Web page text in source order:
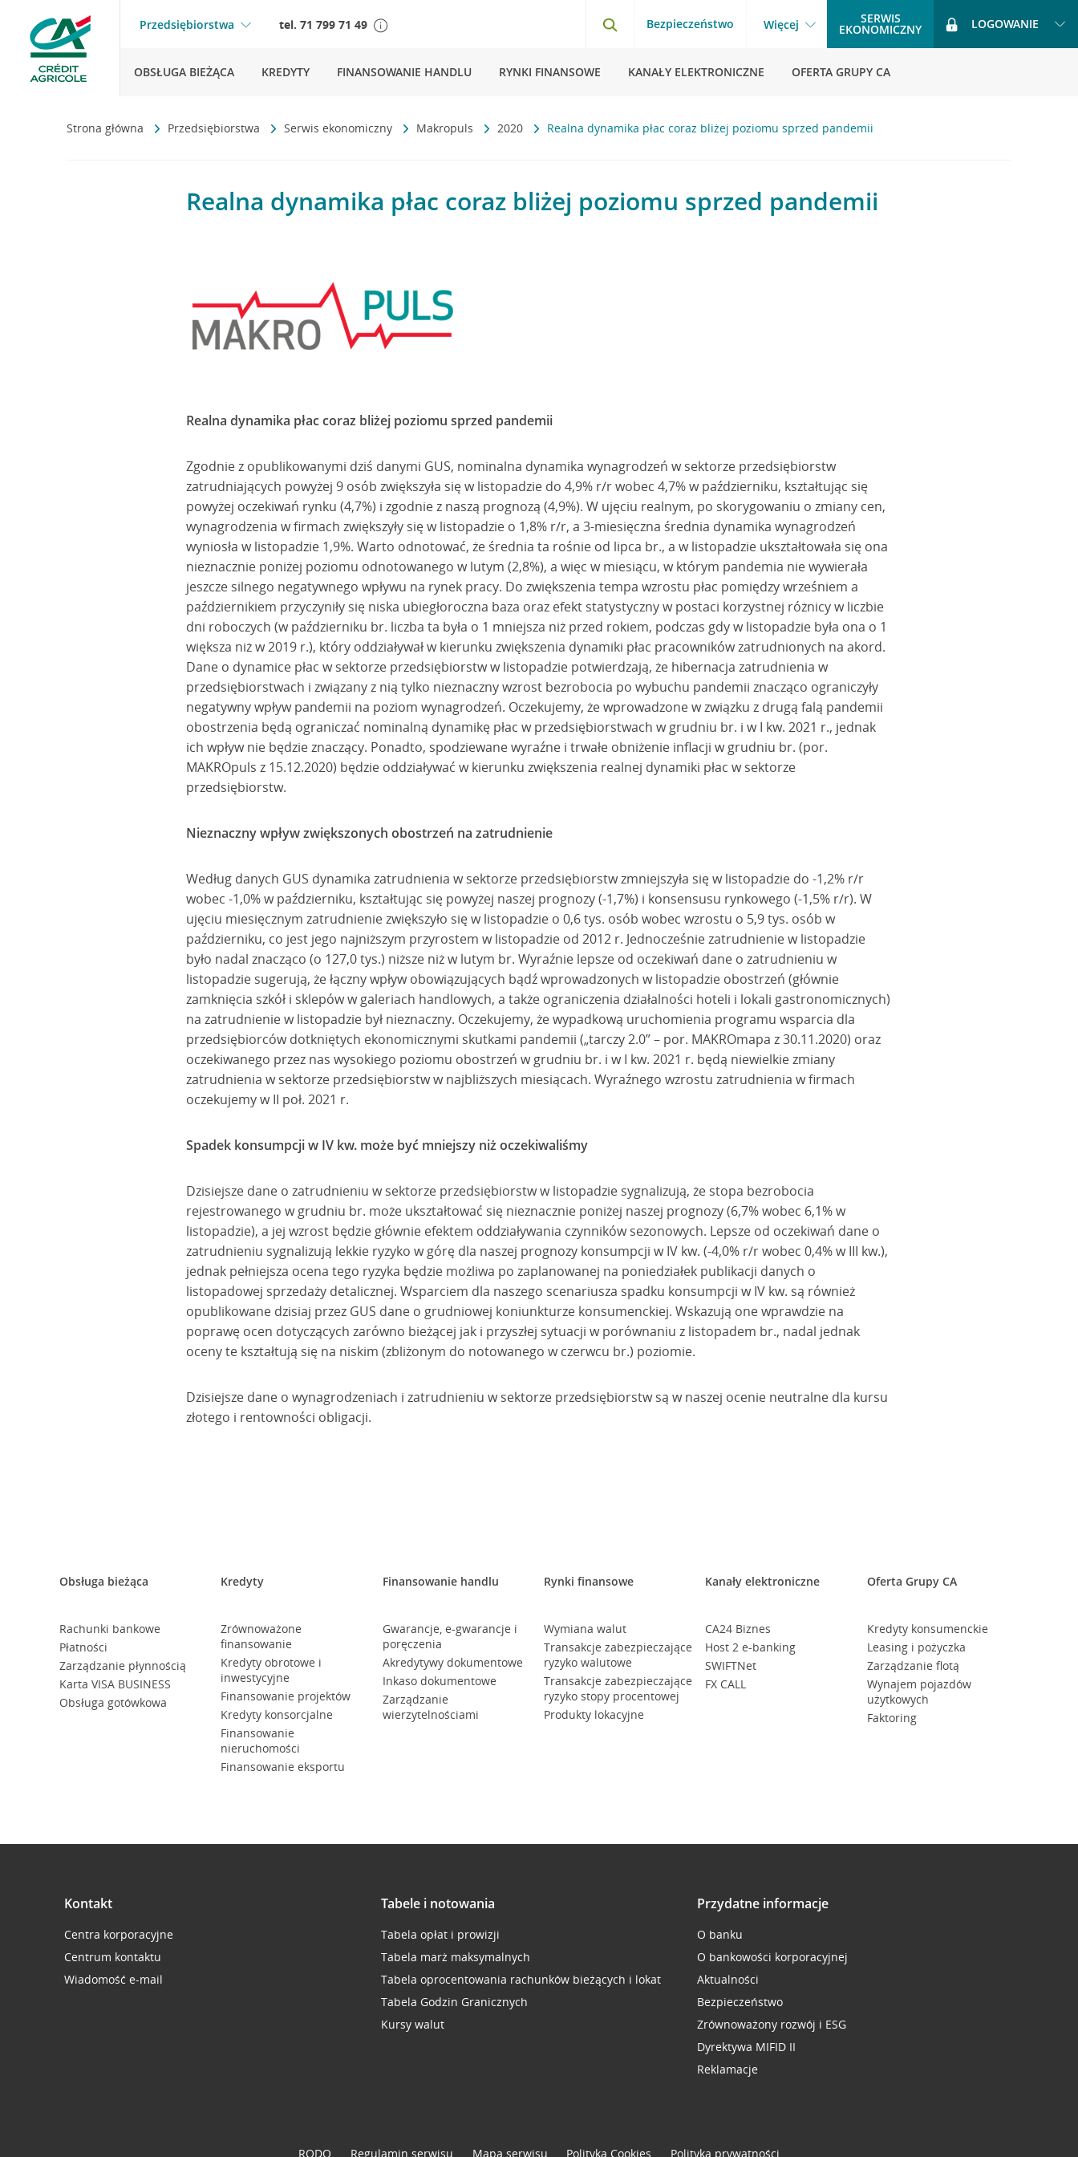
Przedsiębiorstwa tel. 71 799 71 49 Bezpieczeństwo Więcej SERWIS
EKONOMICZNY LOGOWANIE
OBSŁUGA BIEŻĄCA KREDYTY FINANSOWANIE HANDLU RYNKI FINANSOWE KANAŁY ELEKTRONICZNE OFERTA GRUPY CA
Strona główna Przedsiębiorstwa Serwis ekonomiczny Makropuls 2020 Realna dynamika płac coraz bliżej poziomu sprzed pandemii
Realna dynamika płac coraz bliżej poziomu sprzed pandemii
Realna dynamika płac coraz bliżej poziomu sprzed pandemii
Zgodnie z opublikowanymi dziś danymi GUS, nominalna dynamika wynagrodzeń w sektorze przedsiębiorstw
zatrudniających powyżej 9 osób zwiększyła się w listopadzie do 4,9% r/r wobec 4,7% w październiku, kształtując się
powyżej oczekiwań rynku (4,7%) i zgodnie z naszą prognozą (4,9%). W ujęciu realnym, po skorygowaniu o zmiany cen,
wynagrodzenia w firmach zwiększyły się w listopadzie o 1,8% r/r, a 3-miesięczna średnia dynamika wynagrodzeń
wyniosła w listopadzie 1,9%. Warto odnotować, że średnia ta rośnie od lipca br., a w listopadzie ukształtowała się ona
nieznacznie poniżej poziomu odnotowanego w lutym (2,8%), a więc w miesiącu, w którym pandemia nie wywierała
jeszcze silnego negatywnego wpływu na rynek pracy. Do zwiększenia tempa wzrostu płac pomiędzy wrześniem a
październikiem przyczyniły się niska ubiegłoroczna baza oraz efekt statystyczny w postaci korzystnej różnicy w liczbie
dni roboczych (w październiku br. liczba ta była o 1 mniejsza niż przed rokiem, podczas gdy w listopadzie była ona o 1
większa niż w 2019 r.), który oddziaływał w kierunku zwiększenia dynamiki płac pracowników zatrudnionych na akord.
Dane o dynamice płac w sektorze przedsiębiorstw w listopadzie potwierdzają, że hibernacja zatrudnienia w
przedsiębiorstwach i związany z nią tylko nieznaczny wzrost bezrobocia po wybuchu pandemii znacząco ograniczyły
negatywny wpływ pandemii na poziom wynagrodzeń. Oczekujemy, że wprowadzone w związku z drugą falą pandemii
obostrzenia będą ograniczać nominalną dynamikę płac w przedsiębiorstwach w grudniu br. i w I kw. 2021 r., jednak
ich wpływ nie będzie znaczący. Ponadto, spodziewane wyraźne i trwałe obniżenie inflacji w grudniu br. (por.
MAKROpuls z 15.12.2020) będzie oddziaływać w kierunku zwiększenia realnej dynamiki płac w sektorze
przedsiębiorstw.
Nieznaczny wpływ zwiększonych obostrzeń na zatrudnienie
Według danych GUS dynamika zatrudnienia w sektorze przedsiębiorstw zmniejszyła się w listopadzie do -1,2% r/r
wobec -1,0% w październiku, kształtując się powyżej naszej prognozy (-1,7%) i konsensusu rynkowego (-1,5% r/r). W
ujęciu miesięcznym zatrudnienie zwiększyło się w listopadzie o 0,6 tys. osób wobec wzrostu o 5,9 tys. osób w
październiku, co jest jego najniższym przyrostem w listopadzie od 2012 r. Jednocześnie zatrudnienie w listopadzie
było nadal znacząco (o 127,0 tys.) niższe niż w lutym br. Wyraźnie lepsze od oczekiwań dane o zatrudnieniu w
listopadzie sugerują, że łączny wpływ obowiązujących bądź wprowadzonych w listopadzie obostrzeń (głównie
zamknięcia szkół i sklepów w galeriach handlowych, a także ograniczenia działalności hoteli i lokali gastronomicznych)
na zatrudnienie w listopadzie był nieznaczny. Oczekujemy, że wypadkową uruchomienia programu wsparcia dla
przedsiębiorców dotkniętych ekonomicznymi skutkami pandemii („tarczy 2.0” – por. MAKROmapa z 30.11.2020) oraz
oczekiwanego przez nas wysokiego poziomu obostrzeń w grudniu br. i w I kw. 2021 r. będą niewielkie zmiany
zatrudnienia w sektorze przedsiębiorstw w najbliższych miesiącach. Wyraźnego wzrostu zatrudnienia w firmach
oczekujemy w II poł. 2021 r.
Spadek konsumpcji w IV kw. może być mniejszy niż oczekiwaliśmy
Dzisiejsze dane o zatrudnieniu w sektorze przedsiębiorstw w listopadzie sygnalizują, że stopa bezrobocia
rejestrowanego w grudniu br. może ukształtować się nieznacznie poniżej naszej prognozy (6,7% wobec 6,1% w
listopadzie), a jej wzrost będzie głównie efektem oddziaływania czynników sezonowych. Lepsze od oczekiwań dane o
zatrudnieniu sygnalizują lekkie ryzyko w górę dla naszej prognozy konsumpcji w IV kw. (-4,0% r/r wobec 0,4% w III kw.),
jednak pełniejsza ocena tego ryzyka będzie możliwa po zaplanowanej na poniedziałek publikacji danych o
listopadowej sprzedaży detalicznej. Wsparciem dla naszego scenariusza spadku konsumpcji w IV kw. są również
opublikowane dzisiaj przez GUS dane o grudniowej koniunkturze konsumenckiej. Wskazują one wprawdzie na
poprawę ocen dotyczących zarówno bieżącej jak i przyszłej sytuacji w porównaniu z listopadem br., nadal jednak
oceny te kształtują się na niskim (zbliżonym do notowanego w czerwcu br.) poziomie.
Dzisiejsze dane o wynagrodzeniach i zatrudnieniu w sektorze przedsiębiorstw są w naszej ocenie neutralne dla kursu
złotego i rentowności obligacji.
Obsługa bieżąca
Rachunki bankowe
Płatności
Zarządzanie płynnością
Karta VISA BUSINESS
Obsługa gotówkowa
Kredyty
Zrównoważone
finansowanie
Kredyty obrotowe i
inwestycyjne
Finansowanie projektów
Kredyty konsorcjalne
Finansowanie
nieruchomości
Finansowanie eksportu
Finansowanie handlu
Gwarancje, e-gwarancje i
poręczenia
Akredytywy dokumentowe
Inkaso dokumentowe
Zarządzanie
wierzytelnościami
Rynki finansowe
Wymiana walut
Transakcje zabezpieczające
ryzyko walutowe
Transakcje zabezpieczające
ryzyko stopy procentowej
Produkty lokacyjne
Kanały elektroniczne
CA24 Biznes
Host 2 e-banking
SWIFTNet
FX CALL
Oferta Grupy CA
Kredyty konsumenckie
Leasing i pożyczka
Zarządzanie flotą
Wynajem pojazdów
użytkowych
Faktoring
Kontakt
Centra korporacyjne
Centrum kontaktu
Wiadomość e-mail
Tabele i notowania
Tabela opłat i prowizji
Tabela marż maksymalnych
Tabela oprocentowania rachunków bieżących i lokat
Tabela Godzin Granicznych
Kursy walut
Przydatne informacje
O banku
O bankowości korporacyjnej
Aktualności
Bezpieczeństwo
Zrównoważony rozwój i ESG
Dyrektywa MIFID II
Reklamacje
RODO Regulamin serwisu Mapa serwisu Polityka Cookies Polityka prywatności